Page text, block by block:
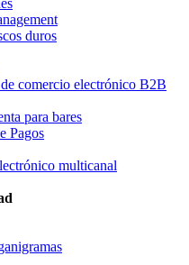
duros
comercio electrónico B2B
para bares
Pagos
multicanal